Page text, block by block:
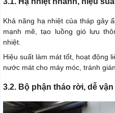
Khả năng hạ nhiệt của tháp gây
mạnh mẽ, tạo luồng gió lưu
nhiệt.
Hiệu suất làm mát tốt, hoạt động
nước mát cho máy móc, tránh
3.2. Bộ phận tháo rời, dễ